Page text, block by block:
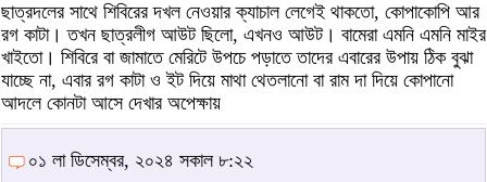
ছাত্রদলের সাথে শিবিরের দখল নেওয়ার ক্যাচাল লেগেই থাকতো, কোপাকোপি আর
রগ কাটা। তখন ছাত্রলীগ আউট ছিলো, এখনও আউট। বামেরা এমনি এমনি মাইর
খাইতো। শিবিরে বা জামাতে মেরিটে উপচে পড়াতে তাদের এবারের উপায় ঠিক বুঝা
যাচ্ছে না, এবার রগ কাটা ও ইট দিয়ে মাথা থেতলানো বা রাম দা দিয়ে কোপানো
আদলে কোনটা আসে দেখার অপেক্ষায়
০১ লা ডিসেম্বর, ২০২৪ সকাল ৮:২২